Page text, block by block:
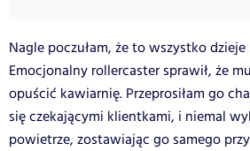
Nagle poczułam, że to wszystko
Emocjonalny rollercaster sprawił, że
opuścić kawiarnię. Przeprosiłam go
się czekającymi klientkami, i niemal
powietrze, zostawiając go samego